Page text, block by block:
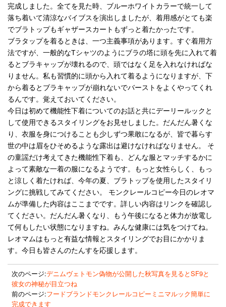
完成しました。全てを見た時、ブルーホワイトカラーで統一して
落ち着いて清涼なバイブスを演出しましたが、着用感がとても楽
でブラトップもギャザースカートもずっと着たかったです。
ブラタップを着るときは、一つ主義事項があります。すぐ着用方
法ですが、一般的なTシャツのようにブラの塔に頭を先に入れて着
るとブラキャップが壊れるので、頭ではなく足を入れなければな
りません。私も習慣的に頭から入れて着るようになりますが、下
から着るとブラキャップが崩れないでバーストをよくやってくれ
るんです。覚えておいてください。
今日は初めて機能性下着についてのお話と共にデーリールックと
して使用できるスタイリングをお見せしました。だんだん暑くな
り、衣服を身につけることも少しずつ果敢になるが、皆で暮らす
世の中は眉をひそめるような露出は避けなければなりません。 そ
の童謡だけ考えてきた機能性下着も、どんな服とマッチするかに
よって素敵な一着の服になるようです。もっと女性らしく、もっ
と涼しく着たければ、今年の夏、ブラトップを使用したスタイリ
ングに挑戦してみてください。 モンクレールコピー今日のレオマ
ムが準備した内容はここまでです。詳しい内容はリンクを確認し
てください。だんだん暑くなり、もう午後になると体力が放電し
て何もしたい状態になりますね。みんな健康には気をつけてね。
レオマムはもっと有益な情報とスタイリングでお目にかかりま
す。今日も皆さんのたんすを応援します。
次のページ:デニムヴェトモン偽物が公開した秋写真を見るとSF9と
彼女の神秘が目立つね
前のページ:フードブランドモンクレールコピーミニマルック簡単に
完成できます